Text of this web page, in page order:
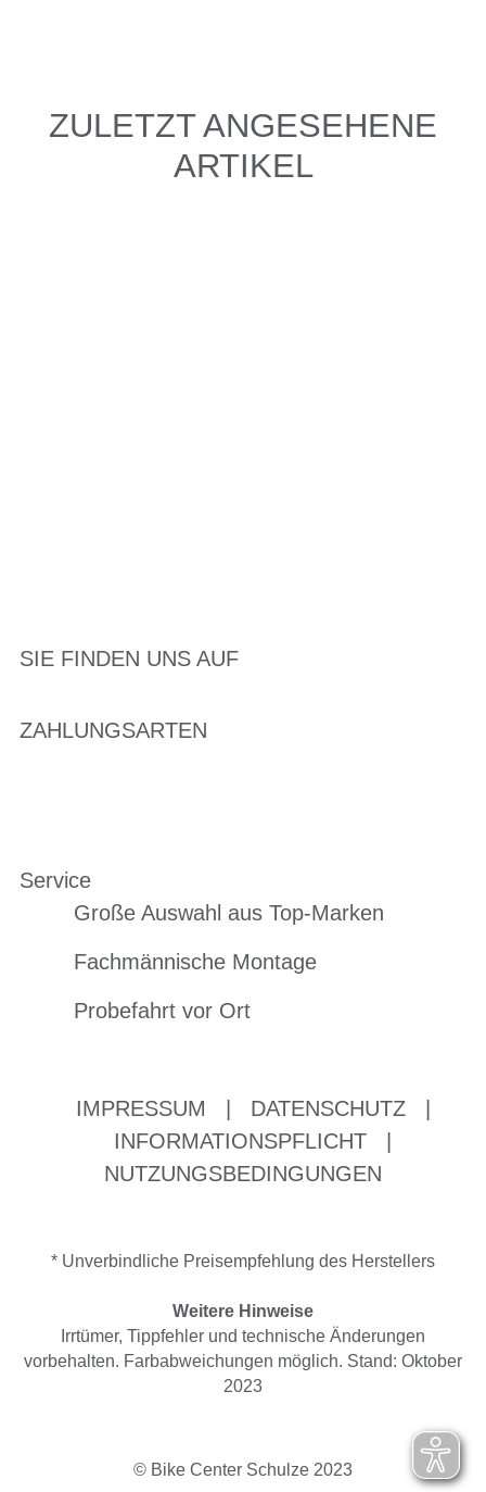
ZULETZT ANGESEHENE
ARTIKEL
SIE FINDEN UNS AUF
ZAHLUNGSARTEN
Service
Große Auswahl aus Top-Marken
Fachmännische Montage
Probefahrt vor Ort
IMPRESSUM DATENSCHUTZ
INFORMATIONSPFLICHT
NUTZUNGSBEDINGUNGEN
* Unverbindliche Preisempfehlung des Herstellers
Weitere Hinweise
Irrtümer, Tippfehler und technische Änderungen
vorbehalten. Farbabweichungen möglich. Stand: Oktober
2023
© Bike Center Schulze 2023